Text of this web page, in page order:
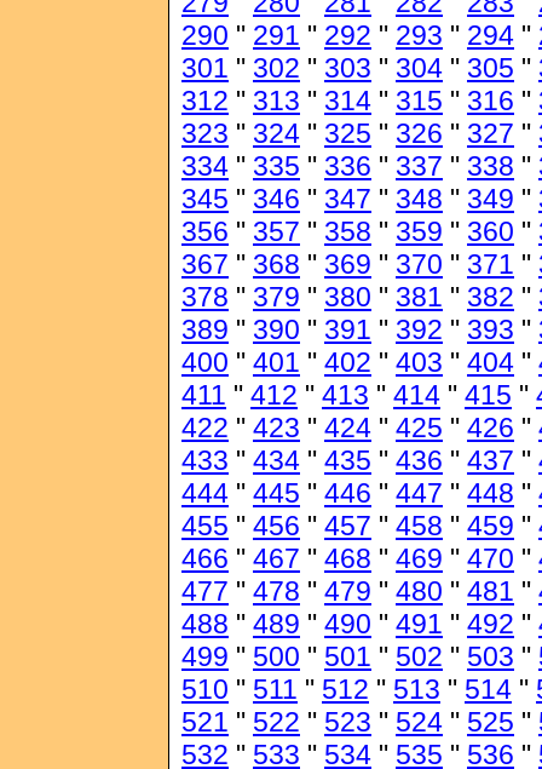
290 " 291 " 292 " 293 " 294 "
301 " 302 " 303 " 304 " 305 "
312 " 313 " 314 " 315 " 316 "
323 " 324 " 325 " 326 " 327 "
334 " 335 " 336 " 337 " 338 "
345 " 346 " 347 " 348 " 349 "
356 " 357 " 358 " 359 " 360 "
367 " 368 " 369 " 370 " 371 "
378 " 379 " 380 " 381 " 382 "
389 " 390 " 391 " 392 " 393 "
400 " 401 " 402 " 403 " 404 "
411 " 412 " 413 " 414 " 415 "
422 " 423 " 424 " 425 " 426 "
433 " 434 " 435 " 436 " 437 "
444 " 445 " 446 " 447 " 448 "
455 " 456 " 457 " 458 " 459 "
466 " 467 " 468 " 469 " 470 "
477 " 478 " 479 " 480 " 481 "
488 " 489 " 490 " 491 " 492 "
499 " 500 " 501 " 502 " 503 "
510 " 511 " 512 " 513 " 514 "
521 " 522 " 523 " 524 " 525 "
532 " 533 " 534 " 535 " 536 "